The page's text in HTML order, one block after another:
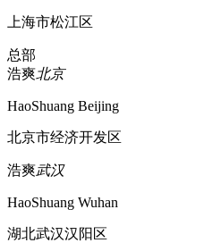
上海市松江区
总部
浩爽北京
HaoShuang Beijing
北京市经济开发区
浩爽武汉
HaoShuang Wuhan
湖北武汉汉阳区